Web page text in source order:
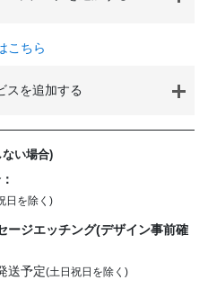
い場合)
日を除く)
ージエッチング(デザイン事前確
送予定(土日祝日を除く)
こちら
スを追加する